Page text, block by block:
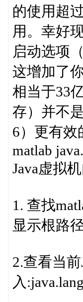
的使用超
用。幸好
启动选项
这增加了
相当于33
存）并不
6）更有效
matlab
Java虚拟
1. 查找
显示根路
2.查看当
入